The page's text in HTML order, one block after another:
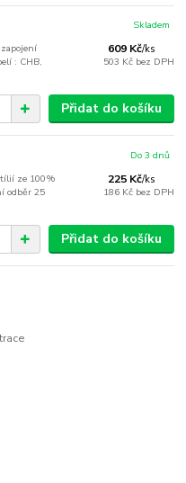
: CHB,
609 Kč/ks
503 Kč bez DPH
Skladem
Přidat do košíku
ze 100%
odběr 25
225 Kč/ks
186 Kč bez DPH
Do 3 dnů
Přidat do košíku